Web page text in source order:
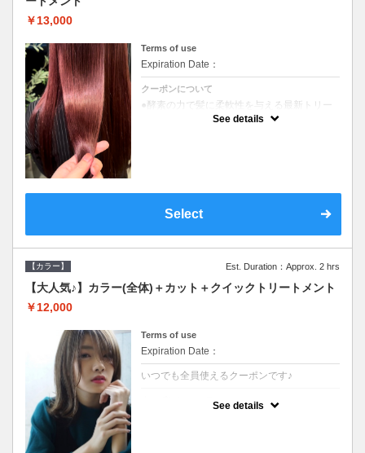
￥13,000
Terms of use
Expiration Date：
クーポンについて
●酵素の力で髪に柔軟性を与える最新トリー
トメント●ＳＢ込●長さ料金あり《こちらのク
See details
Select
【カラー】 Est. Duration：Approx. 2 hrs
【大人気♪】カラー(全体)＋カット＋クイックトリートメント
￥12,000
Terms of use
Expiration Date：
いつでも全員使えるクーポンです♪
See details